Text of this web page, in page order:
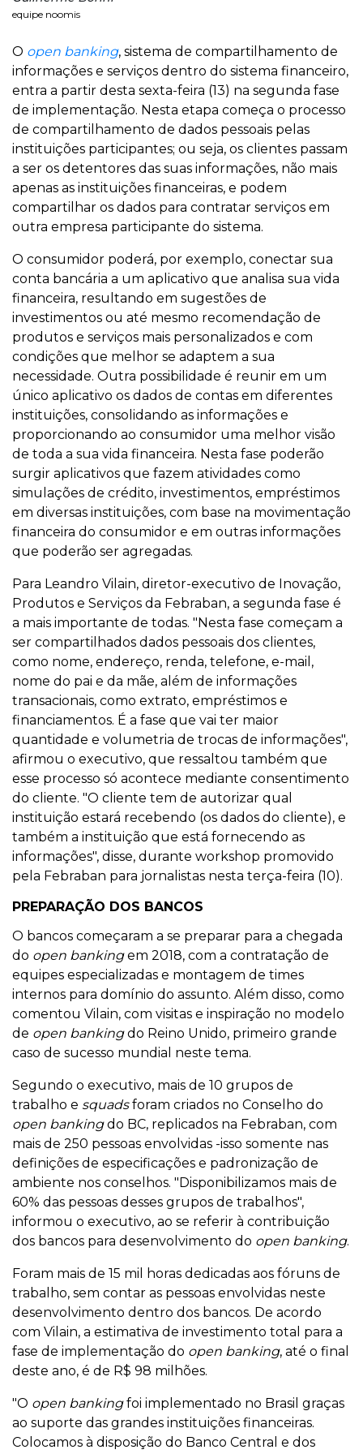
equipe noomis
O open banking, sistema de compartilhamento de
informações e serviços dentro do sistema financeiro,
entra a partir desta sexta-feira (13) na segunda fase
de implementação. Nesta etapa começa o processo
de compartilhamento de dados pessoais pelas
instituições participantes; ou seja, os clientes passam
a ser os detentores das suas informações, não mais
apenas as instituições financeiras, e podem
compartilhar os dados para contratar serviços em
outra empresa participante do sistema.
O consumidor poderá, por exemplo, conectar sua
conta bancária a um aplicativo que analisa sua vida
financeira, resultando em sugestões de
investimentos ou até mesmo recomendação de
produtos e serviços mais personalizados e com
condições que melhor se adaptem a sua
necessidade. Outra possibilidade é reunir em um
único aplicativo os dados de contas em diferentes
instituições, consolidando as informações e
proporcionando ao consumidor uma melhor visão
de toda a sua vida financeira. Nesta fase poderão
surgir aplicativos que fazem atividades como
simulações de crédito, investimentos, empréstimos
em diversas instituições, com base na movimentação
financeira do consumidor e em outras informações
que poderão ser agregadas.
Para Leandro Vilain, diretor-executivo de Inovação,
Produtos e Serviços da Febraban, a segunda fase é
a mais importante de todas. "Nesta fase começam a
ser compartilhados dados pessoais dos clientes,
como nome, endereço, renda, telefone, e-mail,
nome do pai e da mãe, além de informações
transacionais, como extrato, empréstimos e
financiamentos. É a fase que vai ter maior
quantidade e volumetria de trocas de informações",
afirmou o executivo, que ressaltou também que
esse processo só acontece mediante consentimento
do cliente. "O cliente tem de autorizar qual
instituição estará recebendo (os dados do cliente), e
também a instituição que está fornecendo as
informações", disse, durante workshop promovido
pela Febraban para jornalistas nesta terça-feira (10).
PREPARAÇÃO DOS BANCOS
O bancos começaram a se preparar para a chegada
do open bankingem 2018, com a contratação de
equipes especializadas e montagem de times
internos para domínio do assunto. Além disso, como
comentou Vilain, com visitas e inspiração no modelo
de open bankingdo Reino Unido, primeiro grande
caso de sucesso mundial neste tema.
Segundo o executivo, mais de 10 grupos de
trabalho e squadsforam criados no Conselho do
open bankingdo BC, replicados na Febraban, com
mais de 250 pessoas envolvidas -isso somente nas
definições de especificações e padronização de
ambiente nos conselhos. "Disponibilizamos mais de
60% das pessoas desses grupos de trabalhos",
informou o executivo, ao se referir à contribuição
dos bancos para desenvolvimento do open banking.
Foram mais de 15 mil horas dedicadas aos fóruns de
trabalho, sem contar as pessoas envolvidas neste
desenvolvimento dentro dos bancos. De acordo
com Vilain, a estimativa de investimento total para a
fase de implementação do open banking, até o final
deste ano, é de R$ 98 milhões.
"O open bankingfoi implementado no Brasil graças
ao suporte das grandes instituições financeiras.
Colocamos à disposição do Banco Central e dos